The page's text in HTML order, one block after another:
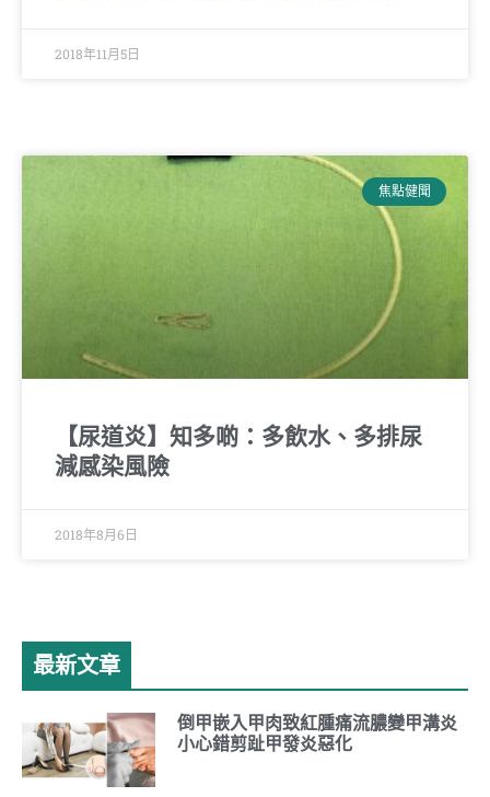
2018年11月5日
焦點健聞
【尿道炎】知多啲：多飲水、多排尿
減感染風險
2018年8月6日
最新文章
倒甲嵌入甲肉致紅腫痛流膿變甲溝炎
小心錯剪趾甲發炎惡化